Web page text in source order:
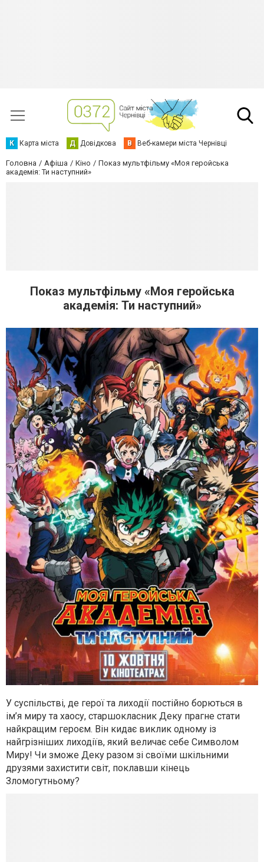
К Карта міста Д Довідкова В Веб-камери міста Чернівці
Головна Афіша Кіно
Показ мультфільму «Моя геройська
академія: Ти наступний»
Показ мультфільму «Моя геройська
академія: Ти наступний»
У суспільстві, де герої та лиходії постійно борються в
ім’я миру та хаосу, старшокласник Деку прагне стати
найкращим героєм. Він кидає виклик одному із
найгрізніших лиходіїв, який величає себе Символом
Миру! Чи зможе Деку разом зі своїми шкільними
друзями захистити світ, поклавши кінець
Зломогутньому?